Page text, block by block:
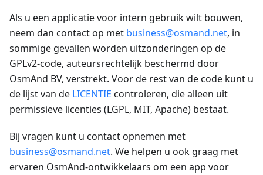
Als u een applicatie voor intern gebruik wilt bouwen,
neem dan contact op met business@osmand.net, in
sommige gevallen worden uitzonderingen op de
GPLv2-code, auteursrechtelijk beschermd door
OsmAnd BV, verstrekt. Voor de rest van de code kunt u
de lijst van de LICENTIE controleren, die alleen uit
permissieve licenties (LGPL, MIT, Apache) bestaat.
Bij vragen kunt u contact opnemen met
business@osmand.net. We helpen u ook graag met
ervaren OsmAnd-ontwikkelaars om een app voor